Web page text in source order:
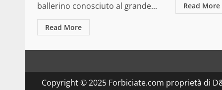
ballerino conosciuto al grande...
Read More
Read More
Copyright © 2025 Forbiciate.com proprietà di